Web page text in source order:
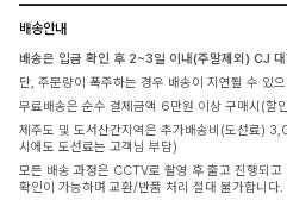
배송안내
배송은 입금 확인 후 2~3일 이내(주말제외) CJ 대
단, 주문량이 폭주하는 경우 배송이 지연될 수 있
무료배송은 순수 결제금액 6만원 이상 구매시(할
제주도 및 도서산간지역은 추가배송비(도선료)
시에도 도선료는 고객님 부담)
모든 배송 과정은 CCTV로 촬영 후 출고 진행되
확인이 가능하며 교환/반품 처리 절대 불가합니다.